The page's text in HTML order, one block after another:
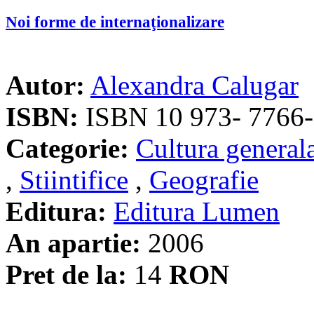
Noi forme de internaţionalizare
Autor: Alexandra Calugar
ISBN: ISBN 10 973-
Categorie: Cultura
, Stiintifice , Geografie
Editura: Editura Lumen
An apartie: 2006
Pret de la: 14 RON